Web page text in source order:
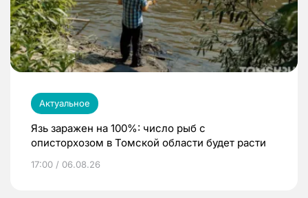
Актуальное
Язь заражен на 100%: число рыб с
описторхозом в Томской области будет расти
17:00 / 06.08.26